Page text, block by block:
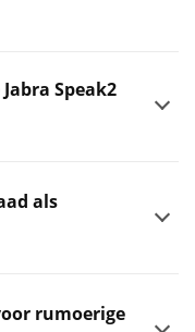
Speak2
als
rumoerige